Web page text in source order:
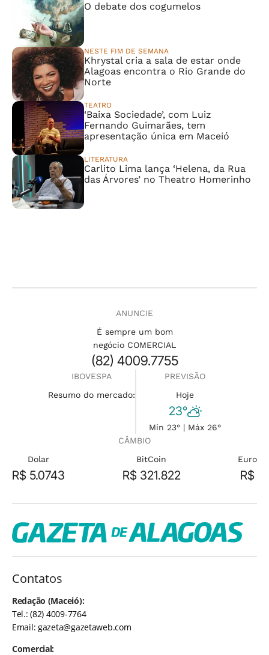
O debate dos cogumelos
NESTE FIM DE SEMANA
Khrystal cria a sala de estar onde
Alagoas encontra o Rio Grande do
Norte
TEATRO
‘Baixa Sociedade’, com Luiz
Fernando Guimarães, tem
apresentação única em Maceió
LITERATURA
Carlito Lima lança ‘Helena, da Rua
das Árvores’ no Theatro Homerinho
ANUNCIE
É sempre um bom
negócio COMERCIAL
(82) 4009.7755
IBOVESPA
Resumo do mercado:
PREVISÃO
Hoje
23°
Min 23° | Máx 26°
CÂMBIO
Dolar
R$ 5.0743
BitCoin
R$ 321.822
Euro
R$
Contatos
Redação (Maceió):
Tel.: (82) 4009-7764
Email:gazeta@gazetaweb.com
Comercial: